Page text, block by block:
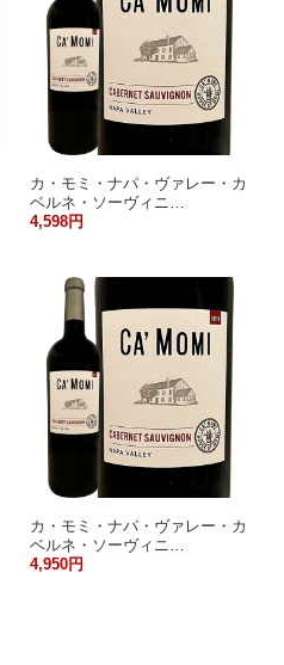
カ・モミ・ナパ・ヴァレー・カ
ベルネ・ソーヴィニ…
4,598円
カ・モミ・ナパ・ヴァレー・カ
ベルネ・ソーヴィニ…
4,950円